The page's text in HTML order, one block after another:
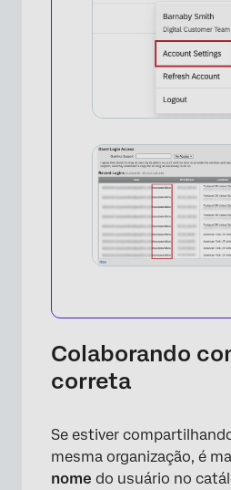
Colaborando
correta
Se estiver
mesma organização, é
nome do usuário no